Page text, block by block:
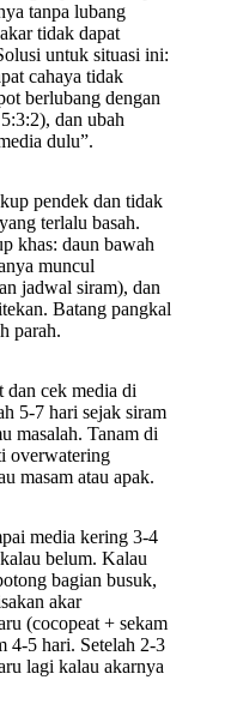
tanpa lubang
tidak dapat
untuk situasi ini:
cahaya tidak
berlubang dengan
dan ubah
dulu”.
pendek dan tidak
terlalu basah.
khas: daun bawah
muncul
jadwal siram), dan
Batang pangkal
parah.
dan cek media di
5-7 hari sejak siram
masalah. Tanam di
overwatering
masam atau apak.
media kering 3-4
belum. Kalau
bagian busuk,
akar
(cocopeat + sekam
4-5 hari. Setelah 2-3
lagi kalau akarnya